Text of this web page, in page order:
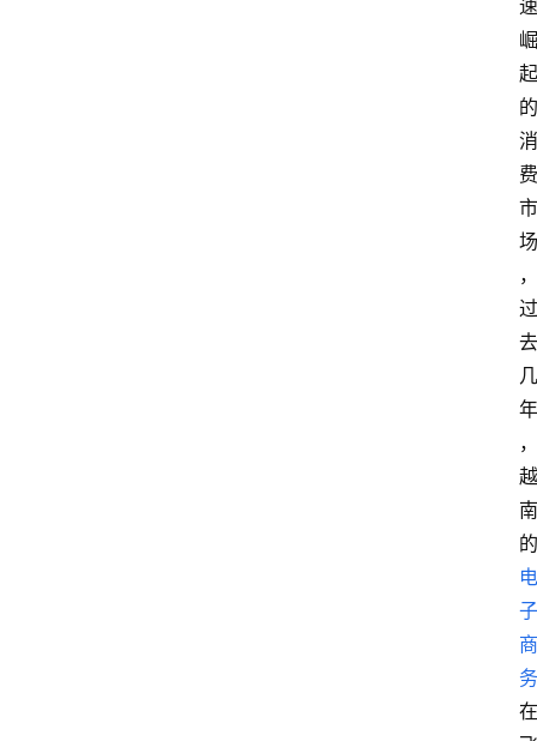
速
崛
起
的
消
费
市
场
，
过
去
几
年
，
越
南
的
电
子
商
务
在